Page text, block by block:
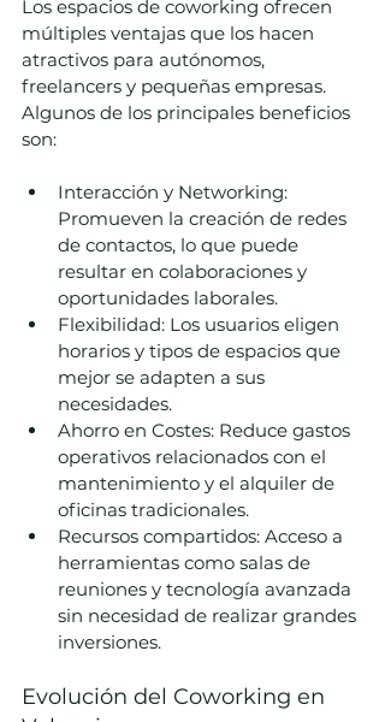
Los espacios de coworking ofrecen
múltiples ventajas que los hacen
atractivos para autónomos,
freelancers y pequeñas empresas.
Algunos de los principales beneficios
son:
Interacción y Networking:
Promueven la creación de redes
de contactos, lo que puede
resultar en colaboraciones y
oportunidades laborales.
Flexibilidad: Los usuarios eligen
horarios y tipos de espacios que
mejor se adapten a sus
necesidades.
Ahorro en Costes: Reduce gastos
operativos relacionados con el
mantenimiento y el alquiler de
oficinas tradicionales.
Recursos compartidos: Acceso a
herramientas como salas de
reuniones y tecnología avanzada
sin necesidad de realizar grandes
inversiones.
Evolución del Coworking en